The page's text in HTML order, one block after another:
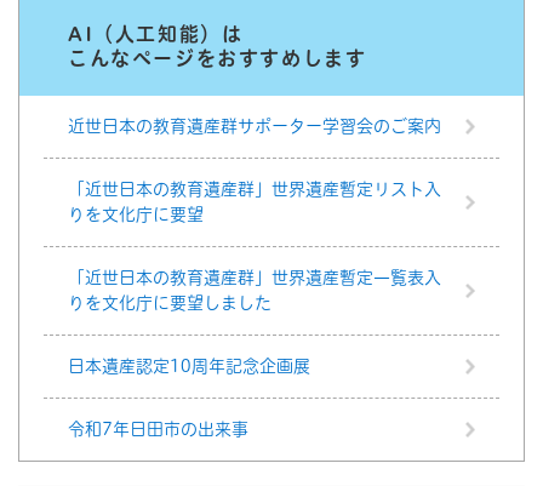
AI（人工知能）は
こんなページをおすすめします
近世日本の教育遺産群サポーター学習会のご案内
「近世日本の教育遺産群」世界遺産暫定リスト入
りを文化庁に要望
「近世日本の教育遺産群」世界遺産暫定一覧表入
りを文化庁に要望しました
日本遺産認定10周年記念企画展
令和7年日田市の出来事